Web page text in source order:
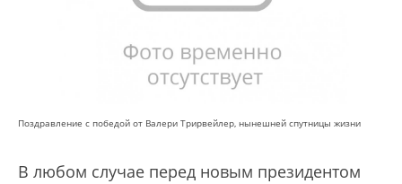
Поздравление с победой от Валери Трирвейлер, нынешней спутницы жизни
В любом случае перед новым президентом